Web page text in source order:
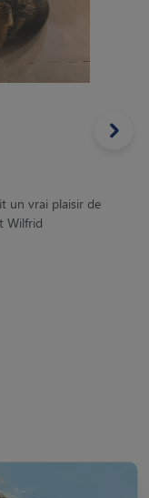
un vrai plaisir de
Wilfrid